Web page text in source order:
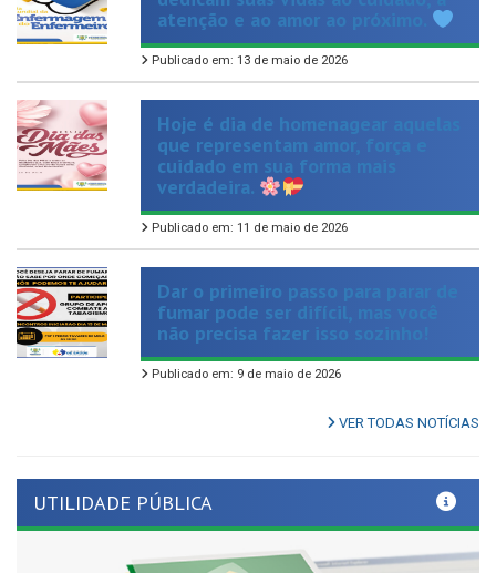
Publicado em: 13 de maio de 2026
Hoje é dia de homenagear aquelas
que representam amor, força e
cuidado em sua forma mais
verdadeira.
Publicado em: 11 de maio de 2026
Dar o primeiro passo para parar de
fumar pode ser difícil, mas você
não precisa fazer isso sozinho!
Publicado em: 9 de maio de 2026
VER TODAS NOTÍCIAS